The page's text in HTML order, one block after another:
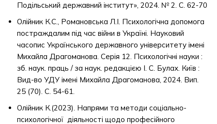
Подільський державний інститут», 2024. № 2. С. 62-70
Олійник К.С., Романовська Л.І. Психологічна допомога
постраждалим під час війни в Україні. Науковий
часопис Українського державного університету імені
Михайла Драгоманова. Серія 12. Психологічні науки :
зб. наук. праць / за наук. редакцією І. С. Булах. Київ :
Вид-во УДУ імені Михайла Драгоманова, 2024. Вип.
25 (70). С. 54-61.
Олійник К.(2023). Напрями та методи соціально-
психологічної діяльності щодо професійного